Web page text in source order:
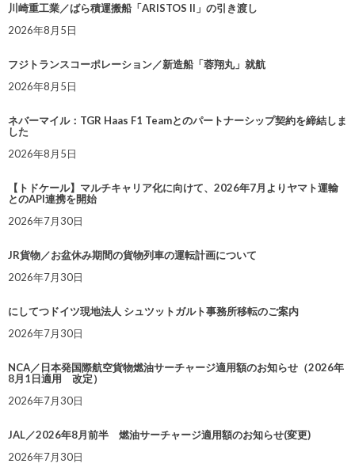
川崎重工業／ばら積運搬船「ARISTOS II」の引き渡し
2026年8月5日
フジトランスコーポレーション／新造船「蓉翔丸」就航
2026年8月5日
ネバーマイル：TGR Haas F1 Teamとのパートナーシップ契約を締結しま
した
2026年8月5日
【トドケール】マルチキャリア化に向けて、2026年7月よりヤマト運輸
とのAPI連携を開始
2026年7月30日
JR貨物／お盆休み期間の貨物列車の運転計画について
2026年7月30日
にしてつドイツ現地法人 シュツットガルト事務所移転のご案内
2026年7月30日
NCA／日本発国際航空貨物燃油サーチャージ適用額のお知らせ（2026年
8月1日適用 改定）
2026年7月30日
JAL／2026年8月前半 燃油サーチャージ適用額のお知らせ(変更)
2026年7月30日